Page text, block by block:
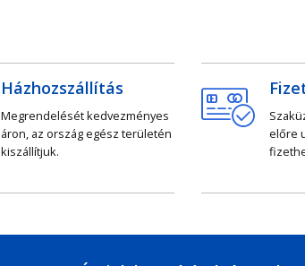
Házhozszállítás
Megrendelését kedvezményes
áron, az ország egész területén
kiszállítjuk.
előre